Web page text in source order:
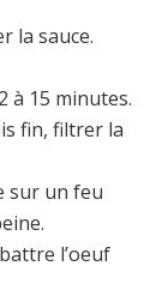
la sauce.
à 15 minutes.
fin, filtrer la
sur un feu
l’oeuf